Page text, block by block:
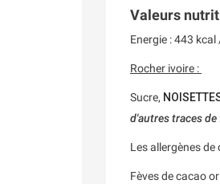
Valeurs
Energie : 443
Rocher ivoire :
Sucre,
d'autres traces
Les allergènes
Fèves de cacao